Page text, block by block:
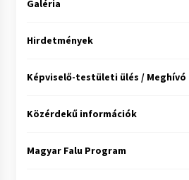
Galéria
Hirdetmények
Képviselő-testületi ülés / Meghívó
Közérdekű információk
Magyar Falu Program